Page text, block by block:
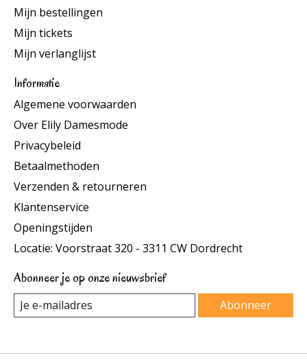
Mijn bestellingen
Mijn tickets
Mijn verlanglijst
Informatie
Algemene voorwaarden
Over Elily Damesmode
Privacybeleid
Betaalmethoden
Verzenden & retourneren
Klantenservice
Openingstijden
Locatie: Voorstraat 320 - 3311 CW Dordrecht
Abonneer je op onze nieuwsbrief
Abonneer